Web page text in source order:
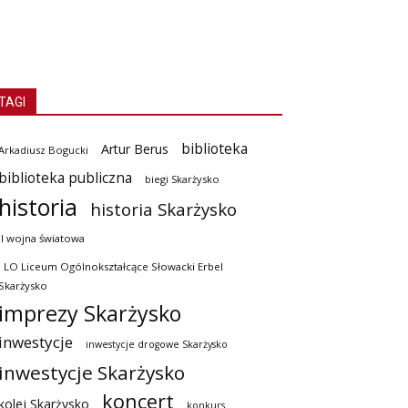
Bogucki Artur Berus
biblioteka
biblioteka publiczna
biegi Skarżysko
historia historia Skarżysko
II wojna światowa
I LO Liceum Ogólnokształcące Słowacki Erbel
Skarżysko
imprezy Skarżysko
inwestycje inwestycje drogowe Skarżysko
inwestycje Skarżysko
Skarżysko koncert konkurs